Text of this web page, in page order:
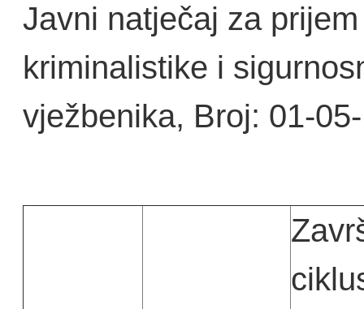
Javni natječaj za
kriminalistike i
vježbenika, Broj: 01-